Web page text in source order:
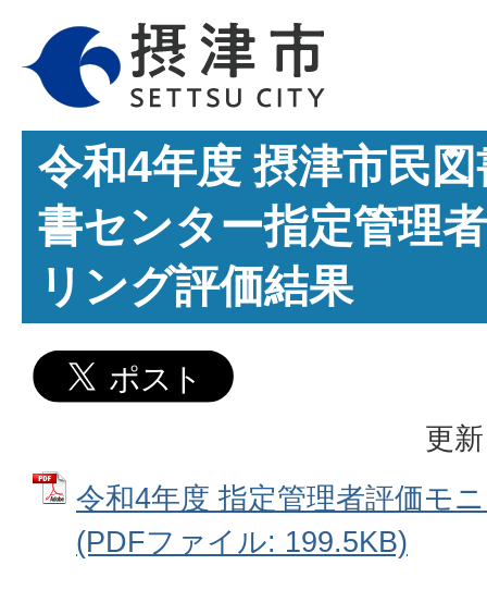
令和4年度 摂津市民
書センター指定管理
リング評価結果
更
令和4年度 指定管理者評価モ
(PDFファイル: 199.5KB)